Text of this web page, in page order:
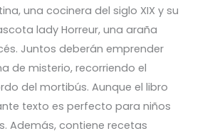
una cocinera del siglo XIX y su
lady Horreur, una araña
Juntos deberán emprender
de misterio, recorriendo el
del mortibús. Aunque el libro
texto es perfecto para niños
Además, contiene recetas